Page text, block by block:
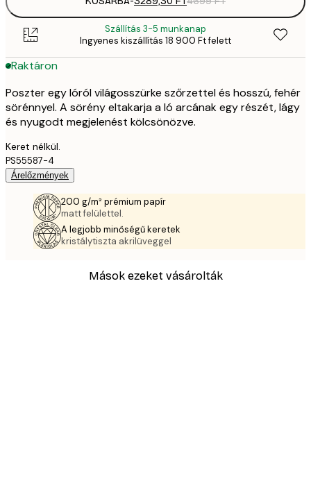
Szállítás 3-5 munkanap
Ingyenes kiszállítás 18 900 Ft felett
Raktáron
Poszter egy lóról világosszürke szőrzettel és hosszú, fehér
sörénnyel. A sörény eltakarja a ló arcának egy részét, lágy
és nyugodt megjelenést kölcsönözve.
Keret nélkül.
PS55587-4
Árelőzmények
200 g/m² prémium papír
matt felülettel.
A legjobb minőségű keretek
kristálytiszta akrilüveggel
Mások ezeket vásárolták